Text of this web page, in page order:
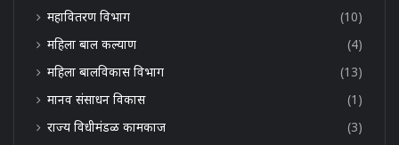
महावितरण विभाग
(10)
महिला बाल कल्याण
(4)
महिला बालविकास विभाग
(13)
मानव संसाधन विकास
(1)
राज्य विधीमंडळ कामकाज
(3)